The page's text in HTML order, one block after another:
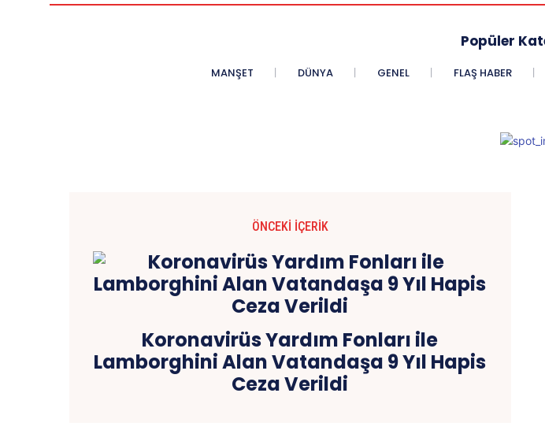
Popüler
MANŞET DÜNYA GENEL FLAŞ HABER
ÖNCEKI İÇERIK
Koronavirüs Yardım Fonları ile
Lamborghini Alan Vatandaşa 9 Yıl Hapis
Ceza Verildi